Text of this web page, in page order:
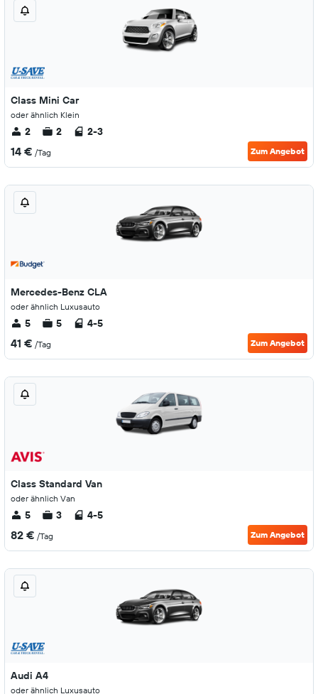
Class Mini Car
oder ähnlich Klein
2 2 2-3
14 € /Tag Zum Angebot
Mercedes-Benz CLA
oder ähnlich Luxusauto
5 5 4-5
41 € /Tag Zum Angebot
Class Standard Van
oder ähnlich Van
5 3 4-5
82 € /Tag Zum Angebot
Audi A4
oder ähnlich Luxusauto